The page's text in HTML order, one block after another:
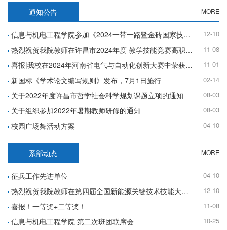
通知公告 MORE
信息与机电工程学院参加《2024一带一路暨金砖国家技能发展与技术创新大赛》荣获国内总决赛三等奖 12-10
热烈祝贺我院教师在许昌市2024年度 教学技能竞赛高职组（理工综合）中荣获佳绩！ 11-08
喜报|我校在2024年河南省电气与自动化创新大赛中荣获高职组三等奖 11-01
新国标《学术论文编写规则》发布，7月1日施行 02-14
关于2022年度许昌市哲学社会科学规划课题立项的通知 08-03
关于组织参加2022年暑期教师研修的通知 08-03
校园广场舞活动方案 04-10
系部动态 MORE
征兵工作先进单位 04-10
热烈祝贺我院教师在第四届全国新能源关键技术技能大赛 河南省选拔赛中喜获佳绩 12-10
喜报！一等奖+二等奖！ 11-08
信息与机电工程学院 第二次班团联席会 10-25